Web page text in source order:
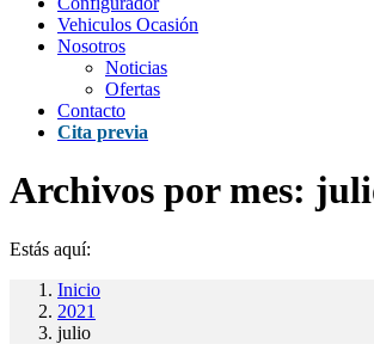
Vehiculos Ocasión
Nosotros
Noticias
Ofertas
Contacto
Cita previa
Archivos por mes:
Estás aquí:
Inicio
2021
julio